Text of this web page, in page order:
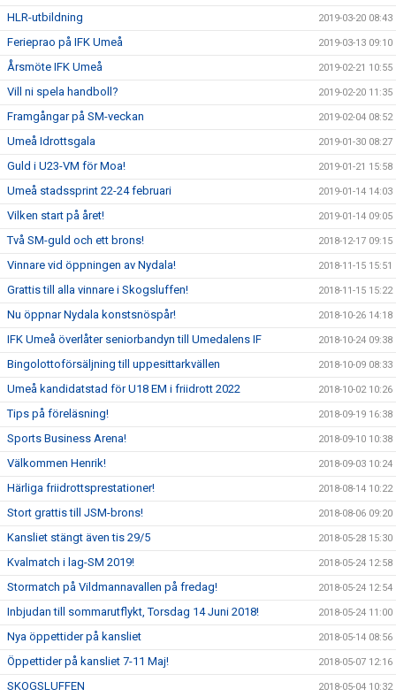
HLR-utbildning 2019-03-20 08:43
Ferieprao på IFK Umeå 2019-03-13 09:10
Årsmöte IFK Umeå 2019-02-21 10:55
Vill ni spela handboll? 2019-02-20 11:35
Framgångar på SM-veckan 2019-02-04 08:52
Umeå Idrottsgala 2019-01-30 08:27
Guld i U23-VM för Moa! 2019-01-21 15:58
Umeå stadssprint 22-24 februari 2019-01-14 14:03
Vilken start på året! 2019-01-14 09:05
Två SM-guld och ett brons! 2018-12-17 09:15
Vinnare vid öppningen av Nydala! 2018-11-15 15:51
Grattis till alla vinnare i Skogsluffen! 2018-11-15 15:22
Nu öppnar Nydala konstsnöspår! 2018-10-26 14:18
IFK Umeå överlåter seniorbandyn till Umedalens IF 2018-10-24 09:38
Bingolottoförsäljning till uppesittarkvällen 2018-10-09 08:33
Umeå kandidatstad för U18 EM i friidrott 2022 2018-10-02 10:26
Tips på föreläsning! 2018-09-19 16:38
Sports Business Arena! 2018-09-10 10:38
Välkommen Henrik! 2018-09-03 10:24
Härliga friidrottsprestationer! 2018-08-14 10:22
Stort grattis till JSM-brons! 2018-08-06 09:20
Kansliet stängt även tis 29/5 2018-05-28 15:30
Kvalmatch i lag-SM 2019! 2018-05-24 12:58
Stormatch på Vildmannavallen på fredag! 2018-05-24 12:54
Inbjudan till sommarutflykt, Torsdag 14 Juni 2018! 2018-05-24 11:00
Nya öppettider på kansliet 2018-05-14 08:56
Öppettider på kansliet 7-11 Maj! 2018-05-07 12:16
SKOGSLUFFEN 2018-05-04 10:32